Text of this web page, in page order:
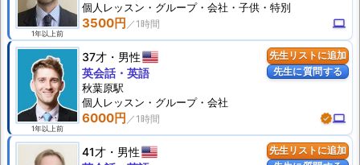
1年以上前
3500円 computer
個人 レッスン ・グループ・会社・子供・特別
先生リストに追加
先生に質問する
1年以上前
37才 男性
6000円 verifiedcomputer
英会話・英語
秋葉原駅
個人 レッスン ・グループ・会社
先生リストに追加
41才 男性